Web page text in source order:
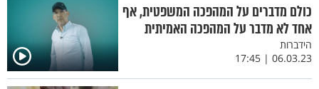
כולם מדברים על המהפכה המשפטית, אף
אחד לא מדבר על המהפכה האמיתית
הידברות
06.03.23 | 17:45